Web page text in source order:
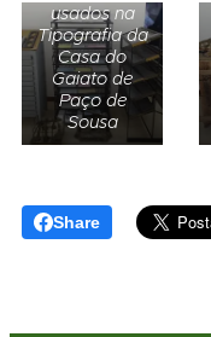
usados na
Tipografia da
Casa do
Gaiato de
Paço de
Sousa
Share